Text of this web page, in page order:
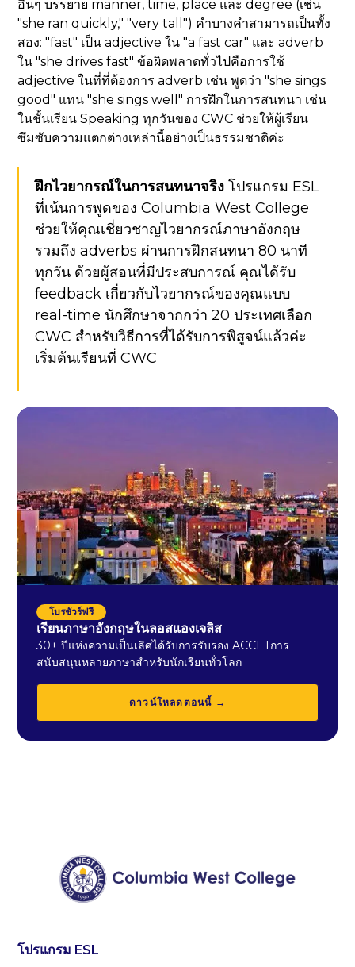
อื่นๆ บรรยาย manner, time, place และ degree (เช่น
"she ran quickly," "very tall") คำบางคำสามารถเป็นทั้ง
สอง: "fast" เป็น adjective ใน "a fast car" และ adverb
ใน "she drives fast" ข้อผิดพลาดทั่วไปคือการใช้
adjective ในที่ที่ต้องการ adverb เช่น พูดว่า "she sings
good" แทน "she sings well" การฝึกในการสนทนา เช่น
ในชั้นเรียน Speaking ทุกวันของ CWC ช่วยให้ผู้เรียน
ซึมซับความแตกต่างเหล่านี้อย่างเป็นธรรมชาติค่ะ
ฝึกไวยากรณ์ในการสนทนาจริง โปรแกรม ESL
ที่เน้นการพูดของ Columbia West College
ช่วยให้คุณเชี่ยวชาญไวยากรณ์ภาษาอังกฤษ
รวมถึง adverbs ผ่านการฝึกสนทนา 80 นาที
ทุกวัน ด้วยผู้สอนที่มีประสบการณ์ คุณได้รับ
feedback เกี่ยวกับไวยากรณ์ของคุณแบบ
real-time นักศึกษาจากกว่า 20 ประเทศเลือก
CWC สำหรับวิธีการที่ได้รับการพิสูจน์แล้วค่ะ
เริ่มต้นเรียนที่ CWC
โบรชัวร์ฟรี
เรียนภาษาอังกฤษในลอสแองเจลิส
30+ ปีแห่งความเป็นเลิศได้รับการรับรอง ACCETการ
สนับสนุนหลายภาษาสำหรับนักเรียนทั่วโลก
ดาวน์โหลดตอนนี้ →
โปรแกรม ESL